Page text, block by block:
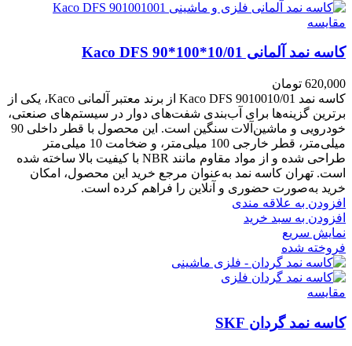
مقايسه
کاسه نمد آلمانی Kaco DFS 90*100*10/01
620,000 تومان
کاسه نمد Kaco DFS 9010010/01 از برند معتبر آلمانی Kaco، یکی از
برترین گزینه‌ها برای آب‌بندی شفت‌های دوار در سیستم‌های صنعتی،
خودرویی و ماشین‌آلات سنگین است. این محصول با قطر داخلی 90
میلی‌متر، قطر خارجی 100 میلی‌متر، و ضخامت 10 میلی‌متر
طراحی شده و از مواد مقاوم مانند NBR با کیفیت بالا ساخته شده
است. تهران کاسه نمد به‌عنوان مرجع خرید این محصول، امکان
خرید به‌صورت حضوری و آنلاین را فراهم کرده است.
افزودن به علاقه مندی
افزودن به سبد خرید
نمایش سریع
فروخته شده
مقايسه
کاسه نمد گردان SKF